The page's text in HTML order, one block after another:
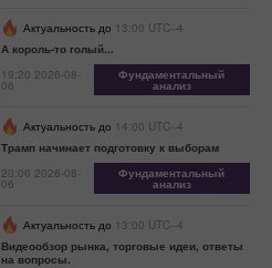
Актуальность до 13:00 UTC--4
А король-то голый...
19:20 2026-08-
06
Фундаментальный
анализ
Актуальность до 14:00 UTC--4
Трамп начинает подготовку к выборам
20:06 2026-08-
06
Фундаментальный
анализ
Актуальность до 13:00 UTC--4
Видеообзор рынка, торговые идеи, ответы
на вопросы.